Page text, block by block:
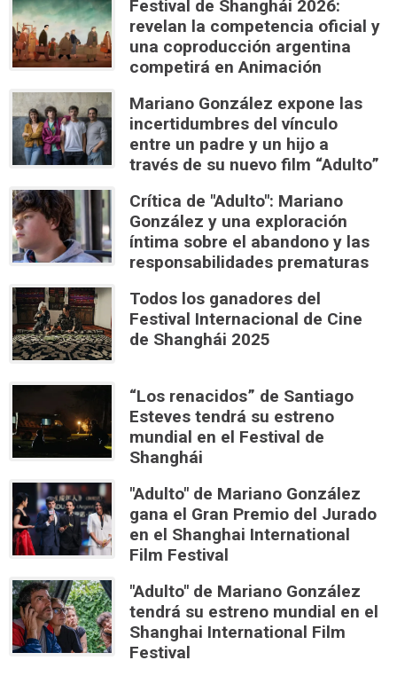
Festival de Shanghái 2026:
revelan la competencia oficial y
una coproducción argentina
competirá en Animación
Mariano González expone las
incertidumbres del vínculo
entre un padre y un hijo a
través de su nuevo film “Adulto”
Crítica de "Adulto": Mariano
González y una exploración
íntima sobre el abandono y las
responsabilidades prematuras
Todos los ganadores del
Festival Internacional de Cine
de Shanghái 2025
“Los renacidos” de Santiago
Esteves tendrá su estreno
mundial en el Festival de
Shanghái
"Adulto" de Mariano González
gana el Gran Premio del Jurado
en el Shanghai International
Film Festival
"Adulto" de Mariano González
tendrá su estreno mundial en el
Shanghai International Film
Festival